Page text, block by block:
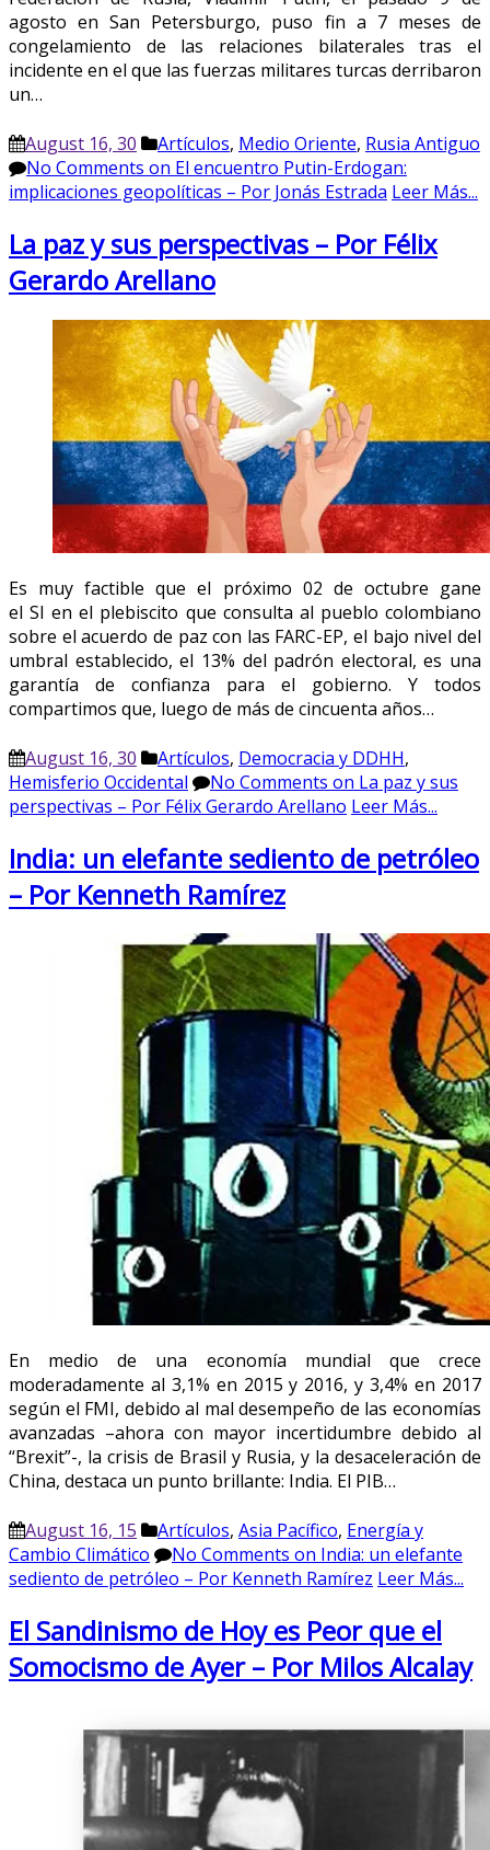
agosto en San Petersburgo, puso fin a 7 meses de
congelamiento de las relaciones bilaterales tras el
incidente en el que las fuerzas militares turcas derribaron
un…
August 16, 30 Artículos, Medio Oriente, Rusia Antiguo
No Comments on El encuentro Putin-Erdogan:
implicaciones geopolíticas – Por Jonás Estrada Leer Más...
La paz y sus perspectivas – Por Félix
Gerardo Arellano
Es muy factible que el próximo 02 de octubre gane
el SI en el plebiscito que consulta al pueblo colombiano
sobre el acuerdo de paz con las FARC-EP, el bajo nivel del
umbral establecido, el 13% del padrón electoral, es una
garantía de confianza para el gobierno. Y todos
compartimos que, luego de más de cincuenta años…
August 16, 30 Artículos, Democracia y DDHH,
Hemisferio Occidental
No Comments on La paz y sus
perspectivas – Por Félix Gerardo Arellano Leer Más...
India: un elefante sediento de petróleo
– Por Kenneth Ramírez
En medio de una economía mundial que crece
moderadamente al 3,1% en 2015 y 2016, y 3,4% en 2017
según el FMI, debido al mal desempeño de las economías
avanzadas –ahora con mayor incertidumbre debido al
“Brexit”-, la crisis de Brasil y Rusia, y la desaceleración de
China, destaca un punto brillante: India. El PIB…
August 16, 15 Artículos, Asia Pacífico, Energía y
Cambio Climático
No Comments on India: un elefante
sediento de petróleo – Por Kenneth Ramírez Leer Más...
El Sandinismo de Hoy es Peor que el
Somocismo de Ayer – Por Milos Alcalay